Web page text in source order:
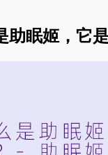
助眠姬，它